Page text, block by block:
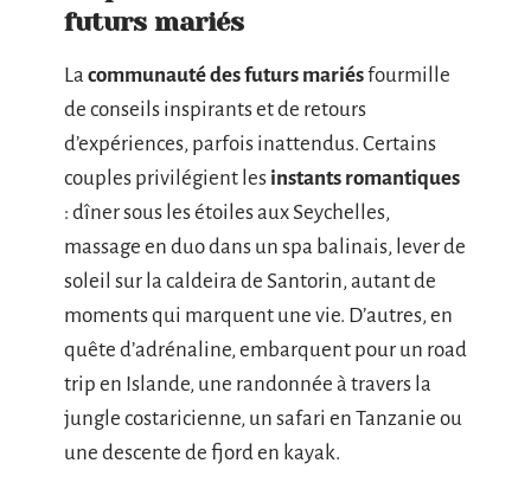
futurs mariés
La communauté des futurs mariésfourmille
de conseils inspirants et de retours
d’expériences, parfois inattendus. Certains
couples privilégient les instants romantiques
: dîner sous les étoiles aux Seychelles,
massage en duo dans un spa balinais, lever de
soleil sur la caldeira de Santorin, autant de
moments qui marquent une vie. D’autres, en
quête d’adrénaline, embarquent pour un road
trip en Islande, une randonnée à travers la
jungle costaricienne, un safari en Tanzanie ou
une descente de fjord en kayak.